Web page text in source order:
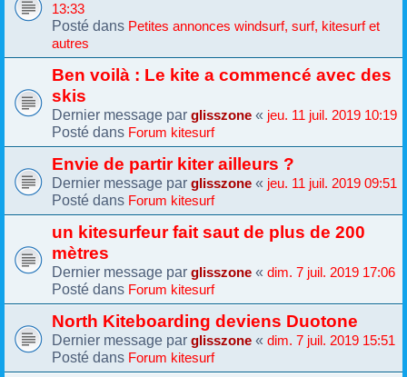
13:33
Posté dans Petites annonces windsurf, surf, kitesurf et
autres
Ben voilà : Le kite a commencé avec des
skis
Dernier message par glisszone « jeu. 11 juil. 2019 10:19
Posté dans Forum kitesurf
Envie de partir kiter ailleurs ?
Dernier message par glisszone « jeu. 11 juil. 2019 09:51
Posté dans Forum kitesurf
un kitesurfeur fait saut de plus de 200
mètres
Dernier message par glisszone « dim. 7 juil. 2019 17:06
Posté dans Forum kitesurf
North Kiteboarding deviens Duotone
Dernier message par glisszone « dim. 7 juil. 2019 15:51
Posté dans Forum kitesurf